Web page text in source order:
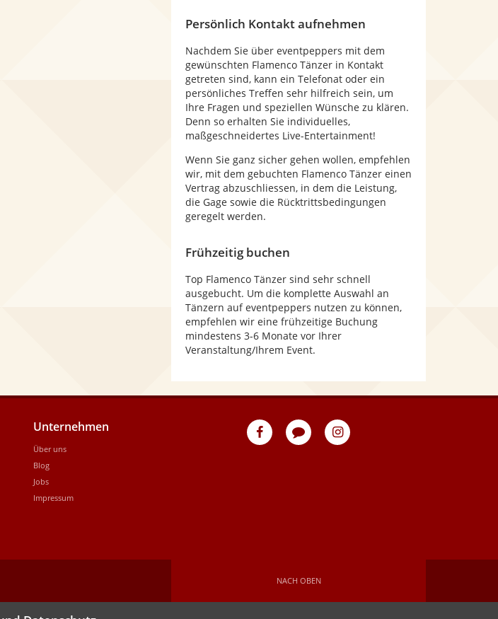
Persönlich Kontakt aufnehmen
Nachdem Sie über eventpeppers mit dem
gewünschten Flamenco Tänzer in Kontakt
getreten sind, kann ein Telefonat oder ein
persönliches Treffen sehr hilfreich sein, um
Ihre Fragen und speziellen Wünsche zu klären.
Denn so erhalten Sie individuelles,
maßgeschneidertes Live-Entertainment!
Wenn Sie ganz sicher gehen wollen, empfehlen
wir, mit dem gebuchten Flamenco Tänzer einen
Vertrag abzuschliessen, in dem die Leistung,
die Gage sowie die Rücktrittsbedingungen
geregelt werden.
Frühzeitig buchen
Top Flamenco Tänzer sind sehr schnell
ausgebucht. Um die komplette Auswahl an
Tänzern auf eventpeppers nutzen zu können,
empfehlen wir eine frühzeitige Buchung
mindestens 3-6 Monate vor Ihrer
Veranstaltung/Ihrem Event.
eventpeppersBlog
eventpeppers
Unternehmen
Über uns
Blog
Jobs
Impressum
NACH OBEN